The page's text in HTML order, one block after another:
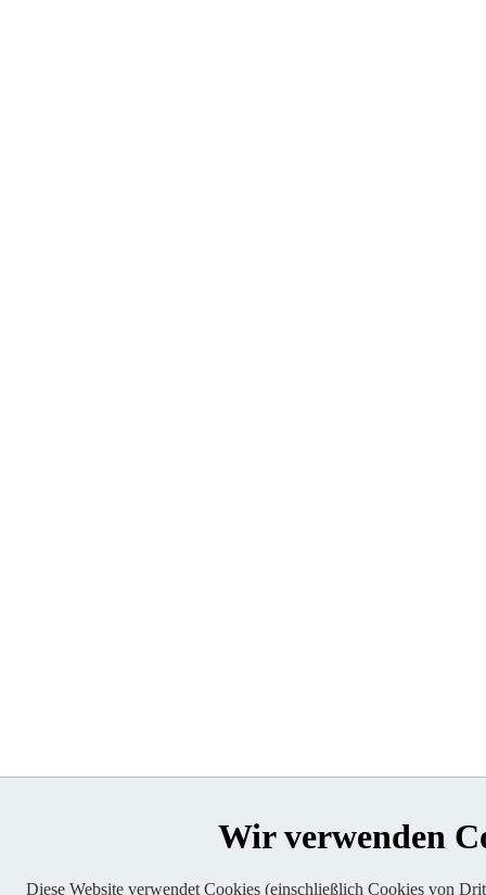
Wir verwenden
Diese Website verwendet Cookies (einschließlich Cookies von